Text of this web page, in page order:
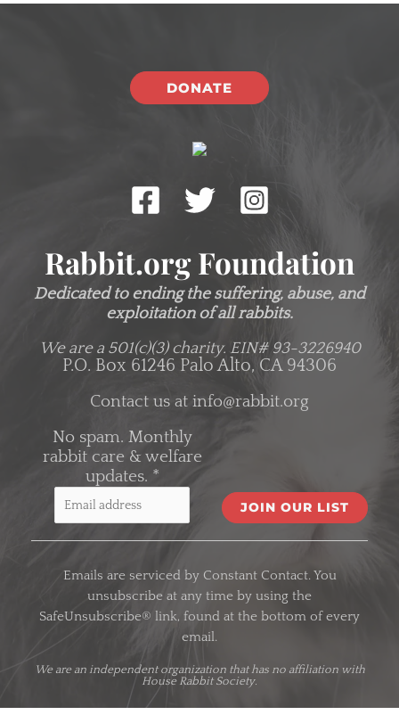
DONATE
Rabbit.org Foundation
Dedicated to ending the suffering, abuse, and
exploitation of all rabbits.
We are a 501(c)(3) charity. EIN# 93-3226940
P.O. Box 61246 Palo Alto, CA 94306
Contact us at info@rabbit.org
No spam. Monthly
rabbit care & welfare
updates. *
C
n
C
Emails are serviced by Constant Contact. You
unsubscribe at any time by using the
SafeUnsubscribe® link, found at the bottom of every
email.
We are an independent organizationthat has no affiliation with
House Rabbit Society.